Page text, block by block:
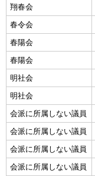
翔春会
春令会
春陽会
春陽会
明社会
明社会
会派に所属しない議員
会派に所属しない議員
会派に所属しない議員
会派に所属しない議員